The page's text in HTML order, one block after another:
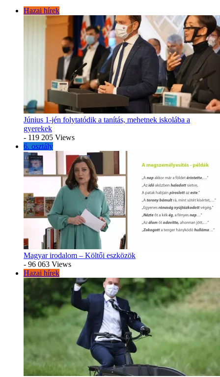
Hazai hírek
Június 1-jén folytatódik a tanítás, mehetnek iskolába a
gyerekek
- 119 205 Views
6. osztály
Magyar irodalom – Költői eszközök
- 96 063 Views
Hazai hírek